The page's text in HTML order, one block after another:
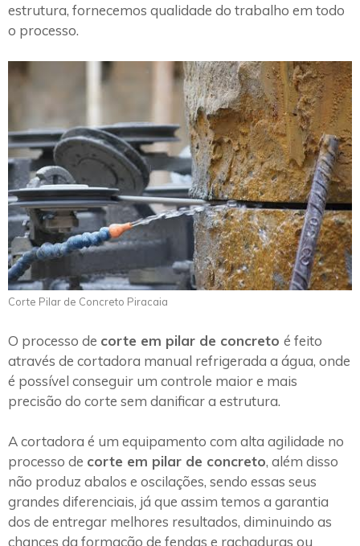
estrutura, fornecemos qualidade do trabalho em todo
o processo.
Corte Pilar de Concreto Piracaia
O processo de corte em pilar de concreto é feito
através de cortadora manual refrigerada a água, onde
é possível conseguir um controle maior e mais
precisão do corte sem danificar a estrutura.
A cortadora é um equipamento com alta agilidade no
processo de corte em pilar de concreto, além disso
não produz abalos e oscilações, sendo essas seus
grandes diferenciais, já que assim temos a garantia
dos de entregar melhores resultados, diminuindo as
chances da formação de fendas e rachaduras ou